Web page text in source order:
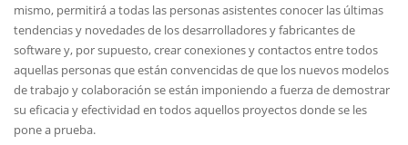
mismo, permitirá a todas las personas asistentes conocer las últimas
tendencias y novedades de los desarrolladores y fabricantes de
software y, por supuesto, crear conexiones y contactos entre todos
aquellas personas que están convencidas de que los nuevos modelos
de trabajo y colaboración se están imponiendo a fuerza de demostrar
su eficacia y efectividad en todos aquellos proyectos donde se les
pone a prueba.